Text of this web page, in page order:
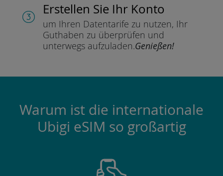
Erstellen Sie Ihr Konto
um Ihren Datentarife zu nutzen, Ihr
Guthaben zu überprüfen und
unterwegs aufzuladen.Genießen!
Warum ist die internationale
Ubigi eSIM so großartig